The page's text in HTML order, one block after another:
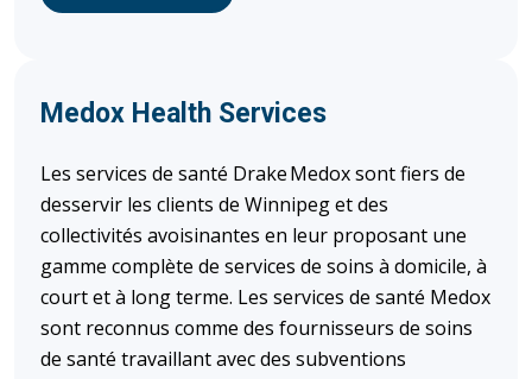
Medox Health Services
Les services de santé Drake Medox sont fiers de
desservir les clients de Winnipeg et des
collectivités avoisinantes en leur proposant une
gamme complète de services de soins à domicile, à
court et à long terme. Les services de santé Medox
sont reconnus comme des fournisseurs de soins
de santé travaillant avec des subventions